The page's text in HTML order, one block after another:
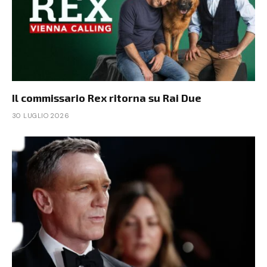
Il commissario Rex ritorna su Rai Due
30 LUGLIO 2026